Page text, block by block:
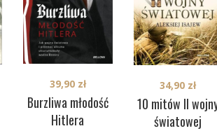
Burzliwa młodość
Hitlera
39,90 zł
10 mitów II
światowej
34,90 zł